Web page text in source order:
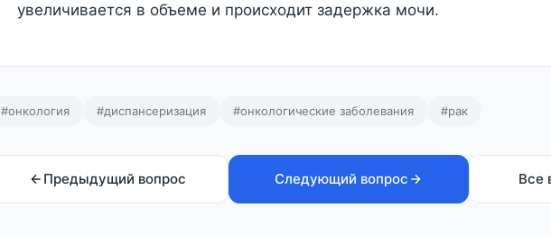
увеличивается в объеме и происходит задержка мочи.
#онкология #диспансеризация #онкологические заболевания #рак
Предыдущий вопрос Следующий вопрос Все